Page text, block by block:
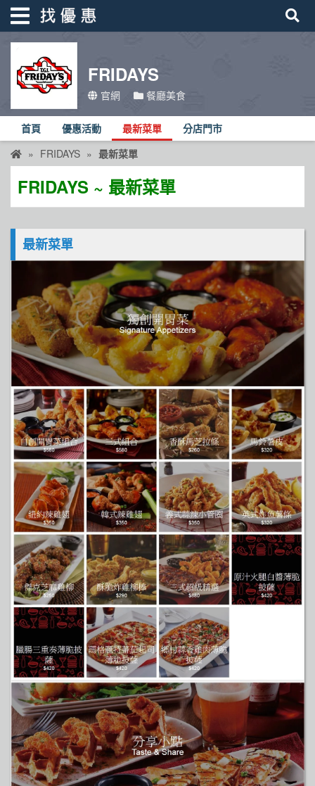
FRIDAYS
官網 餐廳美食
首頁 優惠活動 最新菜單 分店門市
FRIDAYS 最新菜單
FRIDAYS ~ 最新菜單
最新菜單
找優惠
優惠活動
折價卷
線上DM
品牌總覽